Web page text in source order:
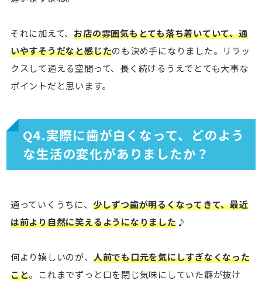
それに加えて、お店の雰囲気もとても落ち着いていて、通
いやすそうだなと感じたのも決め手になりました。リラッ
クスして通える空間って、長く続けるうえでとても大事な
ポイントだと思います。
Q4.実際に歯が白くなって、どのよう
な生活の変化がありましたか？
通っていくうちに、 少しずつ歯が明るくなってきて、最近
は前より自然に笑えるようになりました♪
何より嬉しいのが、 人前でも口元を気にしすぎなくなった
こと。これまでずっと口を閉じ気味にしていた癖が抜け